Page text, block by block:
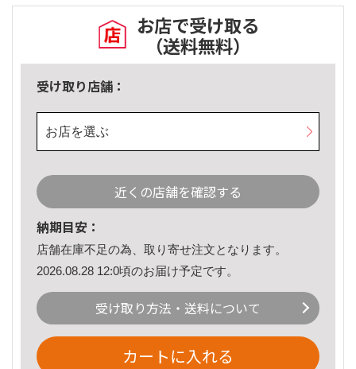
お店で受け取る
（送料無料）
受け取り店舗：
お店を選ぶ
近くの店舗を確認する
納期目安：
店舗在庫不足の為、取り寄せ注文となります。
2026.08.28 12:0頃のお届け予定です。
受け取り方法・送料について
カートに入れる